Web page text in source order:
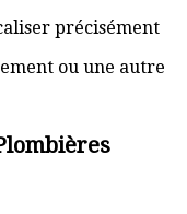
précisément
ou une autre